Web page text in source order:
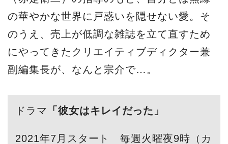
の華やかな世界に戸惑いを隠せない愛。そ
のうえ、売上が低調な雑誌を立て直すため
にやってきたクリエイティブディクター兼
副編集長が、なんと宗介で…。
ドラマ 「彼女はキレイだった」
2021年7月スタート 毎週火曜夜9時（カ